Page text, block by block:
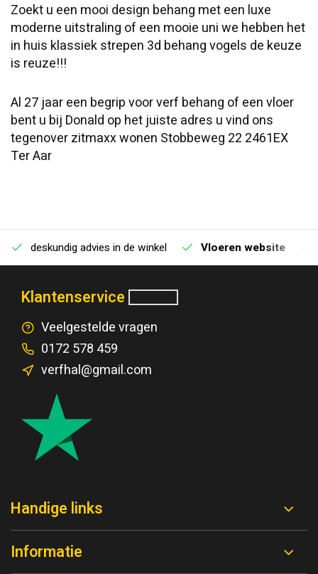
Zoekt u een mooi design behang met een luxe
moderne uitstraling of een mooie uni we hebben het
in huis klassiek strepen 3d behang vogels de keuze
is reuze!!!
Al 27 jaar een begrip voor verf behang of een vloer
bent u bij Donald op het juiste adres u vind ons
tegenover zitmaxx wonen Stobbeweg 22 2461EX
Ter Aar
deskundig advies in de winkel Vloeren website
Klantenservice
Veelgestelde vragen
0172 578 459
verfhal@gmail.com
Handige links
Informatie